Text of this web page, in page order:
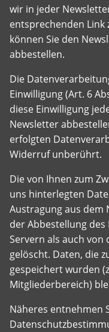
wir in jeder
entsprechenden Link
können Sie den
abbestellen.
Die
Einwilligung (Art. 6
diese Einwilligung
Newsletter
erfolgten
Widerruf unberührt.
Die von Ihnen zum
uns hinterlegten
Austragung aus dem
der Abbestellung
Servern als auch von
gelöscht. Daten, die
gespeichert wurden
Mitgliederbereich)
Näheres entnehmen